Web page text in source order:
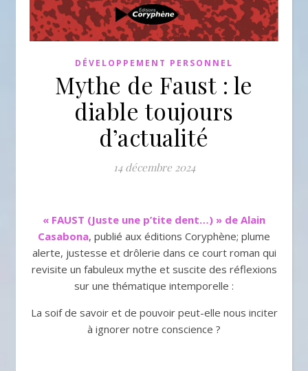
DÉVELOPPEMENT PERSONNEL
Mythe de Faust : le
diable toujours
d’actualité
14 décembre 2024
« FAUST (Juste une p’tite dent…) » de Alain
Casabona, publié aux éditions Coryphène; plume
alerte, justesse et drôlerie dans ce court roman qui
revisite un fabuleux mythe et suscite des réflexions
sur une thématique intemporelle :
La soif de savoir et de pouvoir peut-elle nous inciter
à ignorer notre conscience ?